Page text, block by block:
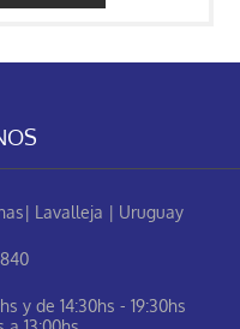
Lavalleja | Uruguay
y de 14:30hs - 19:30hs